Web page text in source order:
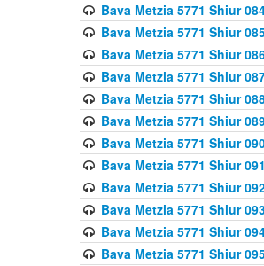
Bava Metzia 5771 Shiur
Bava Metzia 5771 Shiur
Bava Metzia 5771 Shiur
Bava Metzia 5771 Shiur
Bava Metzia 5771 Shiur
Bava Metzia 5771 Shiur
Bava Metzia 5771 Shiur
Bava Metzia 5771 Shiur
Bava Metzia 5771 Shiur
Bava Metzia 5771 Shiur
Bava Metzia 5771 Shiur
Bava Metzia 5771 Shiur